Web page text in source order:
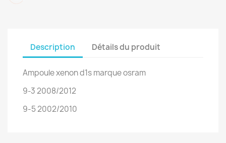
Description Détails du produit
Ampoule xenon d1s marque osram
9-3 2008/2012
9-5 2002/2010